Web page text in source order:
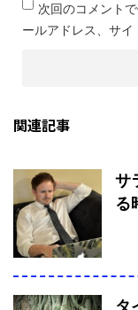
次回のコメント
ールアドレス、サイ
関連記事
サ
る
タ